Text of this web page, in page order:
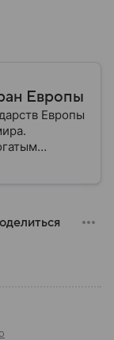
Европы
Европы